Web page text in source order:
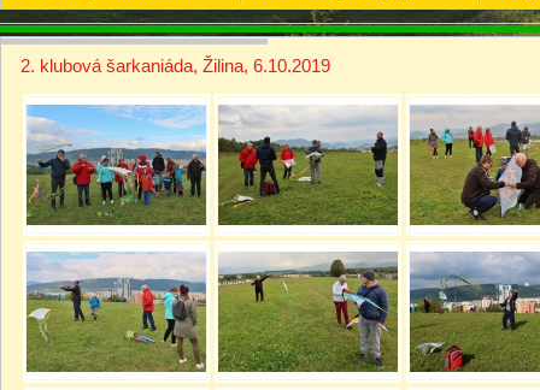
2. klubová šarkaniáda, Žilina, 6.10.2019